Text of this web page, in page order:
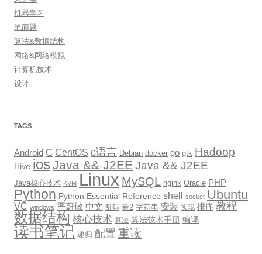
机器学习
笔面题
算法&数据结构
网络&网络模拟
计算机技术
设计
TAGS
Android C CentOS c语言 Debian docker go gtk Hadoop
Hive ios Java && J2EE Java && J2EE
Java核心技术 KVM Linux MySQL nginx Oracle PHP
Python Python Essential Reference shell socket Ubuntu
VC windows 严蔚敏 中文 乱码 卷2 字符串 安装 实现 排序 教程
数据结构 核心技术 算法 算法技术手册 编译
读书笔记 递归 配置 重读